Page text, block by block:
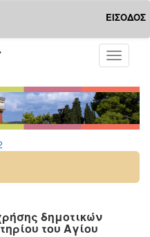
ΕΙΣΟΔΟΣ
Toggle
δημοτικών
του Αγίου